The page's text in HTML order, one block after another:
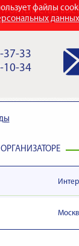
файлы
данных
37-33
10-34